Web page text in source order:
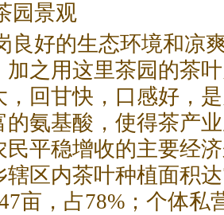
园景观
良好的生态环境和凉
加之用这里茶园的茶
，回甘快，口感好，
的氨基酸，使得茶产
民平稳增收的主要经
辖区内茶叶种植面积
亩，占78%；个体私